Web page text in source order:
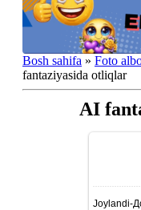
Bosh sahifa » Foto
fantaziyasida otliqlar
AI
Joylandi-